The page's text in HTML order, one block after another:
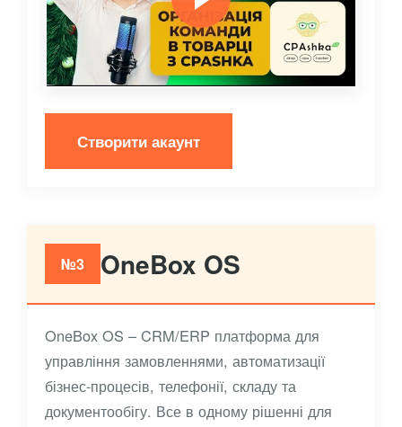
Створити акаунт
№3 OneBox OS
OneBox OS – CRM/ERP платформа для
управління замовленнями, автоматизації
бізнес-процесів, телефонії, складу та
документообігу. Все в одному рішенні для